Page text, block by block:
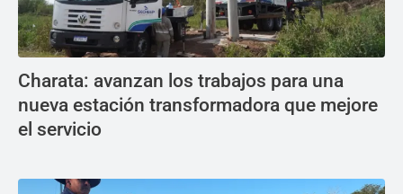
Charata: avanzan los trabajos para una
nueva estación transformadora que mejore
el servicio